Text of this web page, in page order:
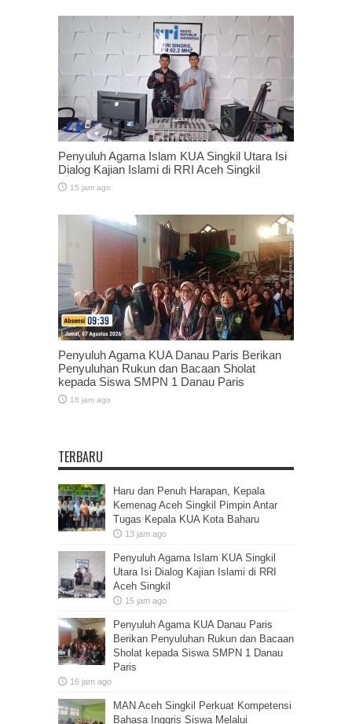
Penyuluh Agama Islam KUA Singkil Utara Isi
Dialog Kajian Islami di RRI Aceh Singkil
15 jam ago
Penyuluh Agama KUA Danau Paris Berikan
Penyuluhan Rukun dan Bacaan Sholat
kepada Siswa SMPN 1 Danau Paris
16 jam ago
TERBARU
Haru dan Penuh Harapan, Kepala
Kemenag Aceh Singkil Pimpin Antar
Tugas Kepala KUA Kota Baharu
13 jam ago
Penyuluh Agama Islam KUA Singkil
Utara Isi Dialog Kajian Islami di RRI
Aceh Singkil
15 jam ago
Penyuluh Agama KUA Danau Paris
Berikan Penyuluhan Rukun dan Bacaan
Sholat kepada Siswa SMPN 1 Danau
Paris
16 jam ago
MAN Aceh Singkil Perkuat Kompetensi
Bahasa Inggris Siswa Melalui